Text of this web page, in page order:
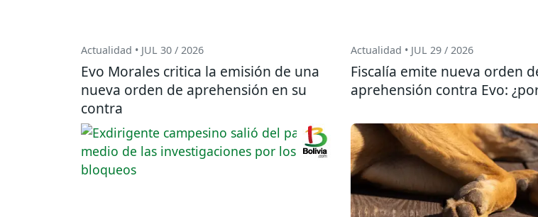
Actualidad • JUL 30 / 2026
Evo Morales critica la emisión de una
nueva orden de aprehensión en su
contra
Actualidad • JUL 29 / 2026
Fiscalía emite nueva orden
aprehensión contra Evo: